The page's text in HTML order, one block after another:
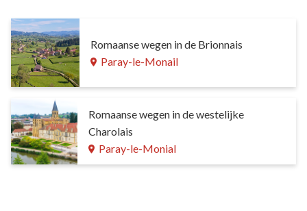
Romaanse wegen in de Brionnais
Paray-le-Monail
Romaanse wegen in de westelijke
Charolais
Paray-le-Monial